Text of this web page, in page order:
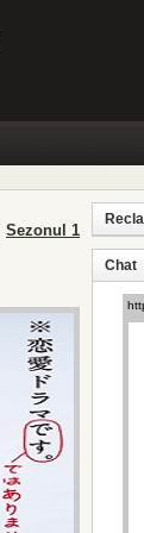
Sezonul 1
Chat